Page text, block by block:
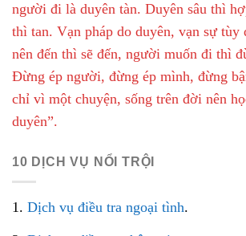
người đi là duyên tàn. Duyên sâu thì
thì tan. Vạn pháp do duyên, vạn sự tùy
nên đến thì sẽ đến, người muốn đi thì
Đừng ép người, đừng ép mình, đừng
chỉ vì một chuyện, sống trên đời nên
duyên”.
10 DỊCH VỤ NỔI TRỘI
1. Dịch vụ điều tra ngoại tình.